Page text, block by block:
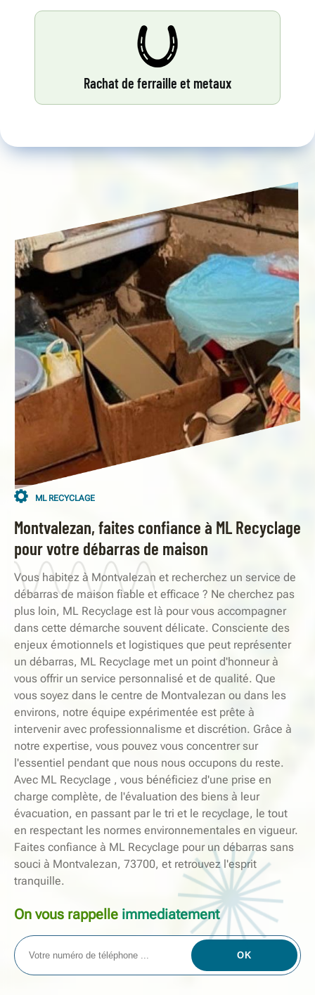
Rachat de ferraille et metaux
ML RECYCLAGE
Montvalezan, faites confiance à ML Recyclage
pour votre débarras de maison
Vous habitez à Montvalezan et recherchez un service de
débarras de maison fiable et efficace ? Ne cherchez pas
plus loin, ML Recyclage est là pour vous accompagner
dans cette démarche souvent délicate. Consciente des
enjeux émotionnels et logistiques que peut représenter
un débarras, ML Recyclage met un point d'honneur à
vous offrir un service personnalisé et de qualité. Que
vous soyez dans le centre de Montvalezan ou dans les
environs, notre équipe expérimentée est prête à
intervenir avec professionnalisme et discrétion. Grâce à
notre expertise, vous pouvez vous concentrer sur
l'essentiel pendant que nous nous occupons du reste.
Avec ML Recyclage , vous bénéficiez d'une prise en
charge complète, de l'évaluation des biens à leur
évacuation, en passant par le tri et le recyclage, le tout
en respectant les normes environnementales en vigueur.
Faites confiance à ML Recyclage pour un débarras sans
souci à Montvalezan, 73700, et retrouvez l'esprit
tranquille.
On vous rappelle immediatement